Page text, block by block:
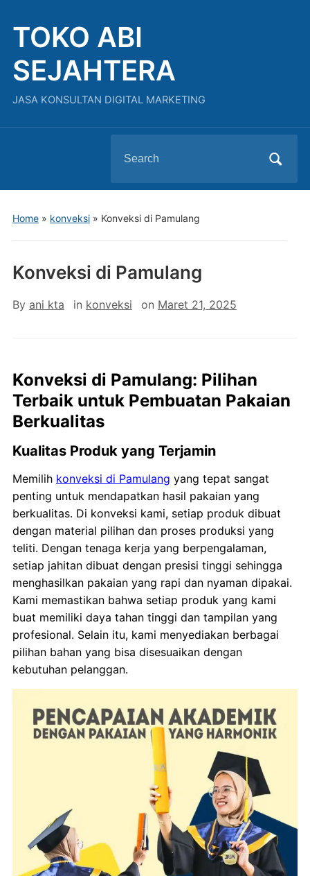
TOKO ABI
SEJAHTERA
JASA KONSULTAN DIGITAL MARKETING
for:
Home» konveksi» Konveksi di Pamulang
Konveksi di Pamulang
By ani kta in konveksi on Maret 21, 2025
Konveksi di Pamulang: Pilihan
Terbaik untuk Pembuatan Pakaian
Berkualitas
Kualitas Produk yang Terjamin
Memilih konveksi di Pamulang yang tepat sangat
penting untuk mendapatkan hasil pakaian yang
berkualitas. Di konveksi kami, setiap produk dibuat
dengan material pilihan dan proses produksi yang
teliti. Dengan tenaga kerja yang berpengalaman,
setiap jahitan dibuat dengan presisi tinggi sehingga
menghasilkan pakaian yang rapi dan nyaman dipakai.
Kami memastikan bahwa setiap produk yang kami
buat memiliki daya tahan tinggi dan tampilan yang
profesional. Selain itu, kami menyediakan berbagai
pilihan bahan yang bisa disesuaikan dengan
kebutuhan pelanggan.